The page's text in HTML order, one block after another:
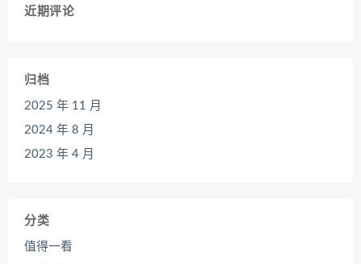
近期评论
归档
2025 年 11 月
2024 年 8 月
2023 年 4 月
分类
值得一看